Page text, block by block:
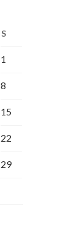
S
1
8
15
22
29